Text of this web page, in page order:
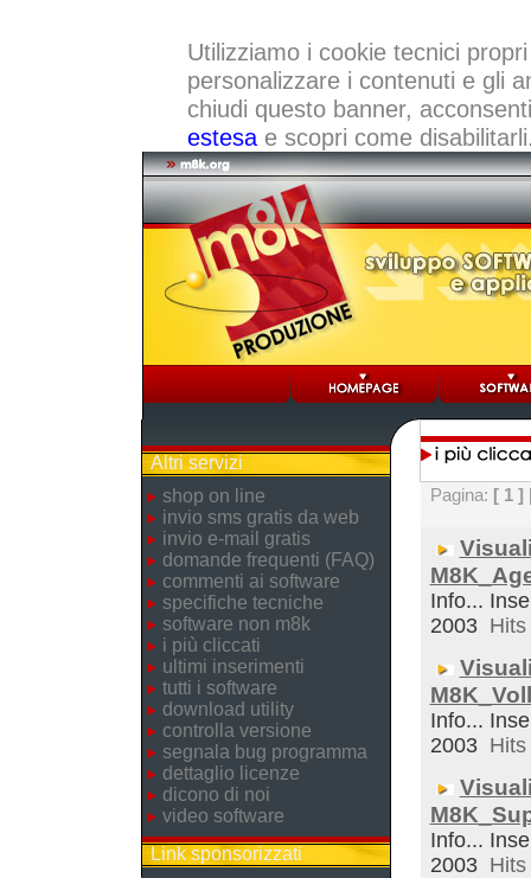
Utilizziamo i cookie tecnici
personalizzare i contenuti e gli
chiudi questo banner,
estesae scopri come
Altri servizi
shop on line
invio sms gratis da web
invio e-mail gratis
domande frequenti (FAQ)
commenti ai software
specifiche tecniche
software non m8k
i più cliccati
ultimi inserimenti
tutti i software
download utility
controlla versione
segnala bug programma
dettaglio licenze
dicono di noi
video software
Link sponsorizzati
Pagina: [ 1 ]
Info...
2003
Info...
2003
Info...
2003